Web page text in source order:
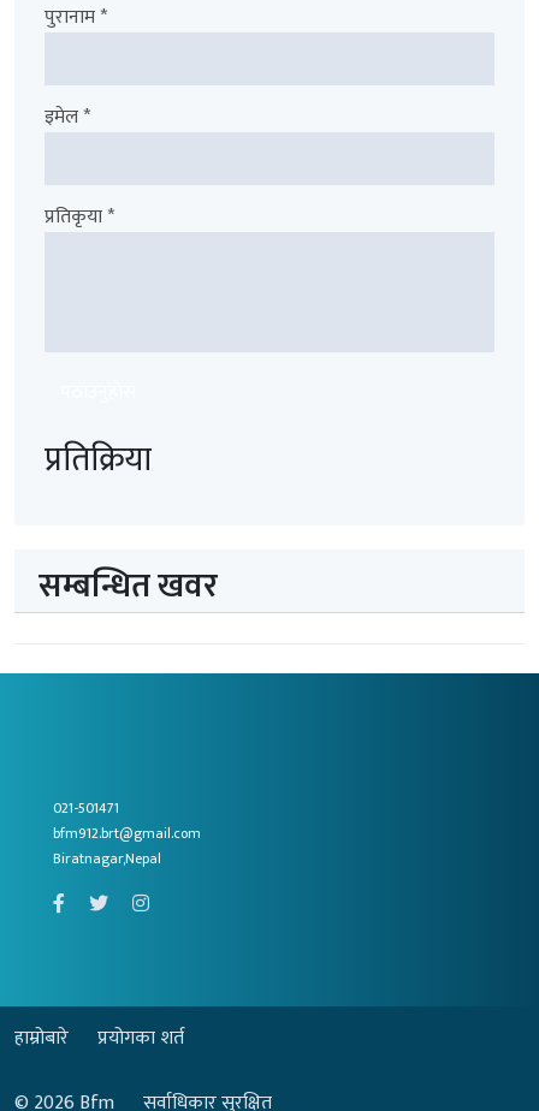
पुरानाम *
इमेल *
प्रतिकृया *
प्रतिक्रिया
सम्बन्धित खवर
021-501471
bfm912.brt@gmail.com
Biratnagar,Nepal
हाम्रोबारे
प्रयोगका शर्त
© 2026Bfm सर्वाधिकार सुरक्षित